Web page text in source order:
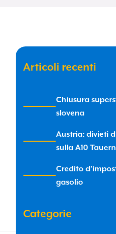
Ricordami
Articoli recenti
x
Chiusura
slovena
x
Austria: divieti
sulla A10
x
Credito
gasolio
Categorie